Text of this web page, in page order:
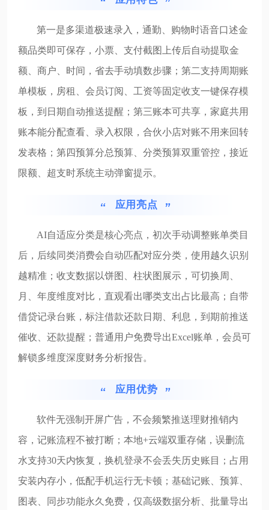
第一是多渠道极速录入，通勤、购物时语音口述金
额品类即可保存，小票、支付截图上传后自动提取金
额、商户、时间，省去手动填数步骤；第二支持周期账
单模板，房租、会员订阅、工资等固定收支一键保存模
板，到日期自动推送提醒；第三账本可共享，家庭共用
账本能分配查看、录入权限，合伙小店对账不用来回转
发表格；第四预算分总预算、分类预算双重管控，接近
限额、超支时系统主动弹窗提示。
应用亮点
AI自适应分类是核心亮点，初次手动调整账单类目
后，后续同类消费会自动匹配对应分类，使用越久识别
越精准；收支数据以饼图、柱状图展示，可切换周、
月、年度维度对比，直观看出哪类支出占比最高；自带
借贷记录台账，标注借款还款日期、利息，到期前推送
催收、还款提醒；普通用户免费导出Excel账单，会员可
解锁多维度深度财务分析报告。
应用优势
软件无强制开屏广告，不会频繁推送理财推销内
容，记账流程不被打断；本地+云端双重存储，误删流
水支持30天内恢复，换机登录不会丢失历史账目；占用
安装内存小，低配手机运行无卡顿；基础记账、预算、
图表、同步功能永久免费，仅高级数据分析、批量导出